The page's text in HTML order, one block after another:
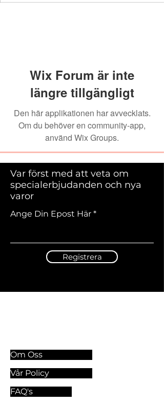
Wix Forum är inte
längre tillgängligt
Den här applikationen har avvecklats.
Om du behöver en community-app,
använd Wix Groups.
Var först med att veta om
specialerbjudanden och nya
varor
Ange Din Epost Här
Registrera
Om Oss
Vår Policy
FAQ's